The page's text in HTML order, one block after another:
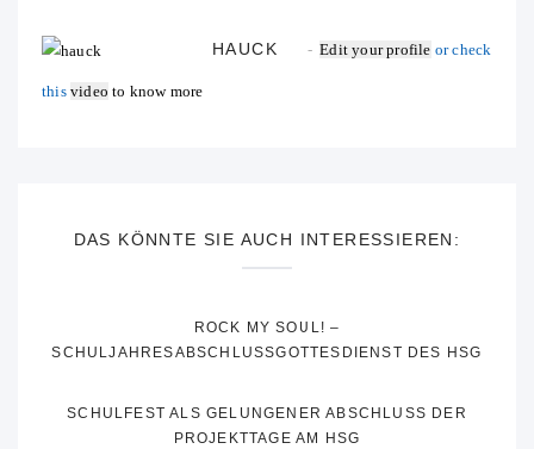
HAUCK Edit your profile or check
this video to know more
DAS KÖNNTE SIE AUCH INTERESSIEREN:
ROCK MY SOUL! –
SCHULJAHRESABSCHLUSSGOTTESDIENST DES HSG
SCHULFEST ALS GELUNGENER ABSCHLUSS DER
PROJEKTTAGE AM HSG